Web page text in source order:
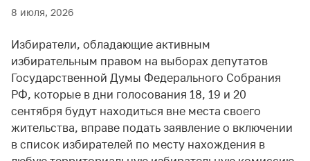
8 июля, 2026
Избиратели, обладающие активным
избирательным правом на выборах депутатов
Государственной Думы Федерального Собрания
РФ, которые в дни голосования 18, 19 и 20
сентября будут находиться вне места своего
жительства, вправе подать заявление о включении
в список избирателей по месту нахождения в